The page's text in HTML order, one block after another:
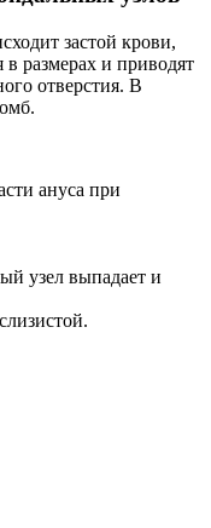
застой крови,
размерах и приводят
отверстия. В
ануса при
узел выпадает и